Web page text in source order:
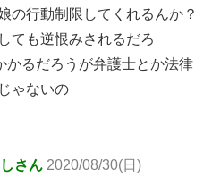
の行動制限してくれるんか？
ても逆恨みされるだろ
かるだろうが弁護士とか法律
ゃないの
さん 2020/08/30(日)